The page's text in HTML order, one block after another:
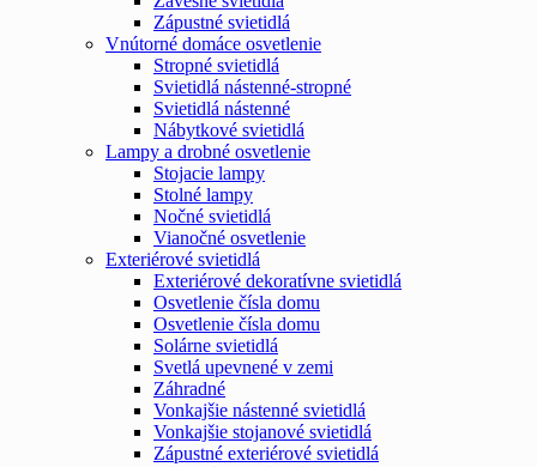
Zápustné svietidlá
Vnútorné domáce osvetlenie
Stropné svietidlá
Svietidlá nástenné-stropné
Svietidlá nástenné
Nábytkové svietidlá
Lampy a drobné osvetlenie
Stojacie lampy
Stolné lampy
Nočné svietidlá
Vianočné osvetlenie
Exteriérové svietidlá
Exteriérové dekoratívne svietidlá
Osvetlenie čísla domu
Osvetlenie čísla domu
Solárne svietidlá
Svetlá upevnené v zemi
Záhradné
Vonkajšie nástenné svietidlá
Vonkajšie stojanové svietidlá
Zápustné exteriérové svietidlá